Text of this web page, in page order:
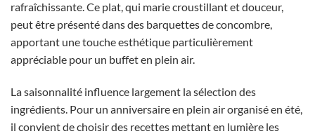
rafraîchissante. Ce plat, qui marie croustillant et douceur,
peut être présenté dans des barquettes de concombre,
apportant une touche esthétique particulièrement
appréciable pour un buffet en plein air.
La saisonnalité influence largement la sélection des
ingrédients. Pour un anniversaire en plein air organisé en été,
il convient de choisir des recettes mettant en lumière les